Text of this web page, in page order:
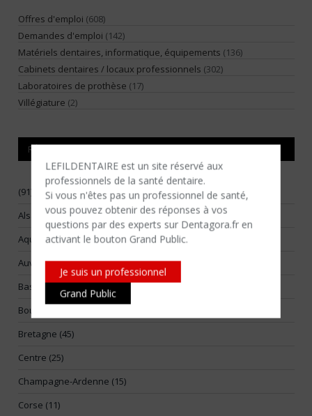
LEFILDENTAIRE est un site réservé aux
professionnels de la santé dentaire.
Si vous n'êtes​ pas un professionnel de santé,
vous pouvez obtenir des réponses à vos
questions par des experts sur Dentagora.fr en
activant le bouton Grand Public.
Je suis un professionnel
Grand Public
Offres d'emploi (608)
Demandes d'emploi (142)
Matériels dentaires, informatique, équipements (136)
Cabinets dentaires / locaux professionnels (302)
Laboratoires de prothèse (17)
Villégiature (2)
RÉGIONS
(91)
Alsace (17)
Aquitaine (55)
Auvergne (14)
Basse-Normandie (25)
Bourgogne (26)
Bretagne (45)
Centre (25)
Champagne-Ardenne (15)
Corse (11)